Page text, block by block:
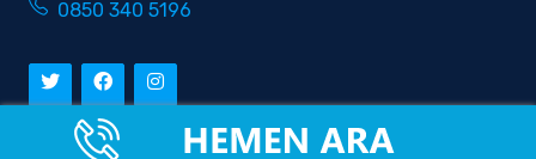
0850 340 5196